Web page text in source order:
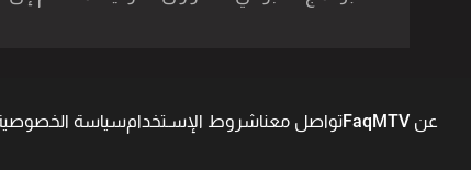
عن MTV Faqتواصل معناشروط الإسـتخدامسياسة